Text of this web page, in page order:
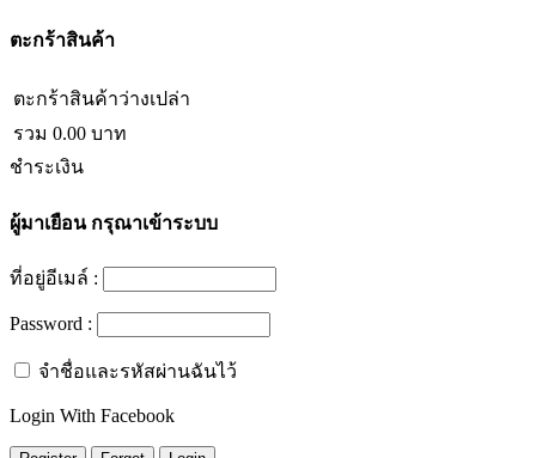
ตะกร้าสินค้า
ตะกร้าสินค้าว่างเปล่า
รวม 0.00 บาท
ชำระเงิน
ผู้มาเยือนกรุณาเข้าระบบ
ที่อยู่อีเมล์ :
Password :
จำชื่อและรหัสผ่านฉันไว้
Login With Facebook